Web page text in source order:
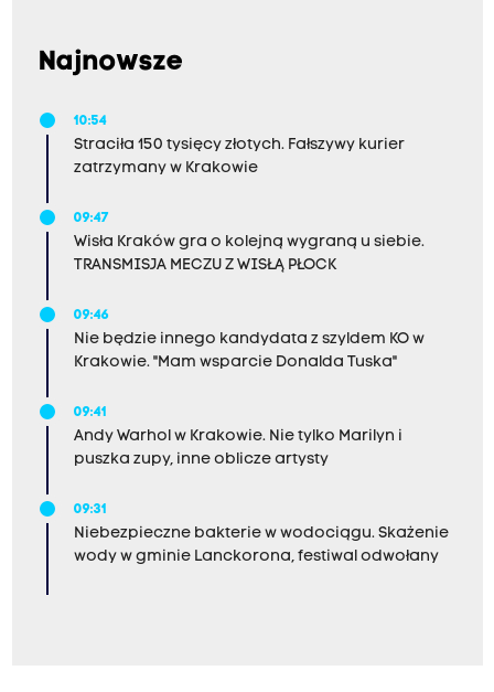
Najnowsze
10:54
Straciła 150 tysięcy złotych. Fałszywy kurier
zatrzymany w Krakowie
09:47
Wisła Kraków gra o kolejną wygraną u siebie.
TRANSMISJA MECZU Z WISŁĄ PŁOCK
09:46
Nie będzie innego kandydata z szyldem KO w
Krakowie. "Mam wsparcie Donalda Tuska"
09:41
Andy Warhol w Krakowie. Nie tylko Marilyn i
puszka zupy, inne oblicze artysty
09:31
Niebezpieczne bakterie w wodociągu. Skażenie
wody w gminie Lanckorona, festiwal odwołany